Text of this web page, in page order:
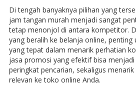
Di tengah banyaknya pilihan yang
jam tangan murah menjadi sangat
tetap menonjol di antara kompetitor.
yang beralih ke belanja online,
yang tepat dalam menarik perhatian
jasa promosi yang efektif bisa
peringkat pencarian, sekaligus
relevan ke toko online Anda.